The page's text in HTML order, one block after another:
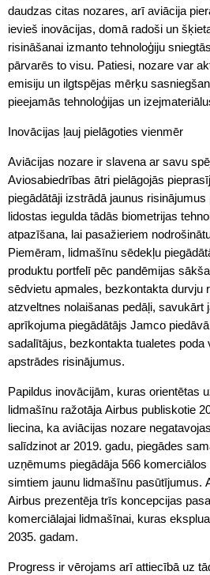
daudzas citas nozares, arī aviācija
ievieš inovācijas, domā radoši un
risināšanai izmanto tehnoloģiju
pārvarēs to visu. Patiesi, nozare var
emisiju un ilgtspējas mērķu
pieejamās tehnoloģijas un
Inovācijas ļauj pielāgoties vienmēr
Aviācijas nozare ir slavena ar savu
Aviosabiedrības ātri pielāgojās
piegādātāji izstrādā jaunus
lidostas iegulda tādās biometrijas
atpazīšana, lai pasažieriem
Piemēram, lidmašīnu sēdekļu
produktu portfelī pēc pandēmijas
sēdvietu apmales, bezkontakta durvju
atzveltnes nolaišanas pedāļi, savukārt
aprīkojuma piegādātājs Jamco
sadalītājus, bezkontakta tualetes poda
apstrādes risinājumus.
Papildus inovācijām, kuras orientētas
lidmašīnu ražotāja Airbus publiskotie
liecina, ka aviācijas nozare
salīdzinot ar 2019. gadu, piegādes
uzņēmums piegādāja 566
simtiem jaunu lidmašīnu pasūtījumus.
Airbus prezentēja trīs koncepcijas
komerciālajai lidmašīnai, kuras
2035. gadam.
Progress ir vērojams arī attiecībā uz